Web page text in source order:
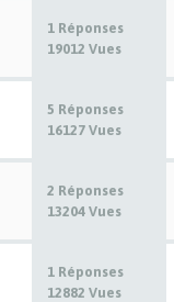
1 Réponses
19012 Vues
5 Réponses
16127 Vues
2 Réponses
13204 Vues
1 Réponses
12882 Vues